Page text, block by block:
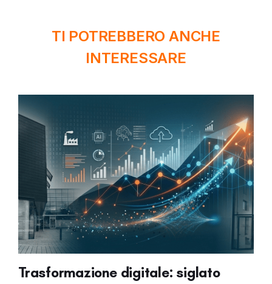
TI POTREBBERO ANCHE
INTERESSARE
Trasformazione digitale: siglato